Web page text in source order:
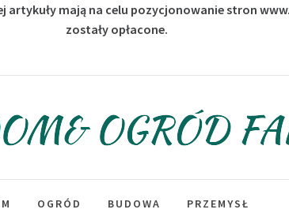
mają na celu pozycjonowanie stron
zostały opłacone.
Ogród Fan
OGRÓD BUDOWA PRZEMYSŁ